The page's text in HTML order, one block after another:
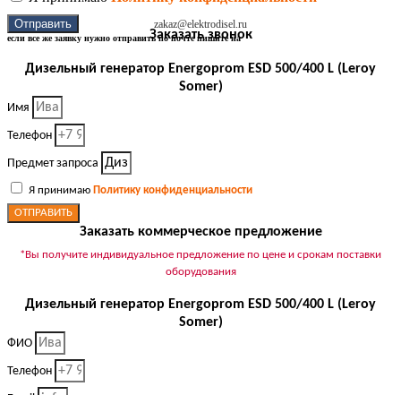
Отправить
если все же заявку нужно отправить по почте пишите на
zakaz@elektrodisel.ru
Заказать звонок
Дизельный генератор Energoprom ESD 500/400 L (Leroy
Somer)
Имя
Телефон
Предмет запроса
Я принимаю Политику конфиденциальности
ОТПРАВИТЬ
Заказать коммерческое предложение
*Вы получите индивидуальное предложение по цене и срокам поставки
оборудования
Дизельный генератор Energoprom ESD 500/400 L (Leroy
Somer)
ФИО
Телефон